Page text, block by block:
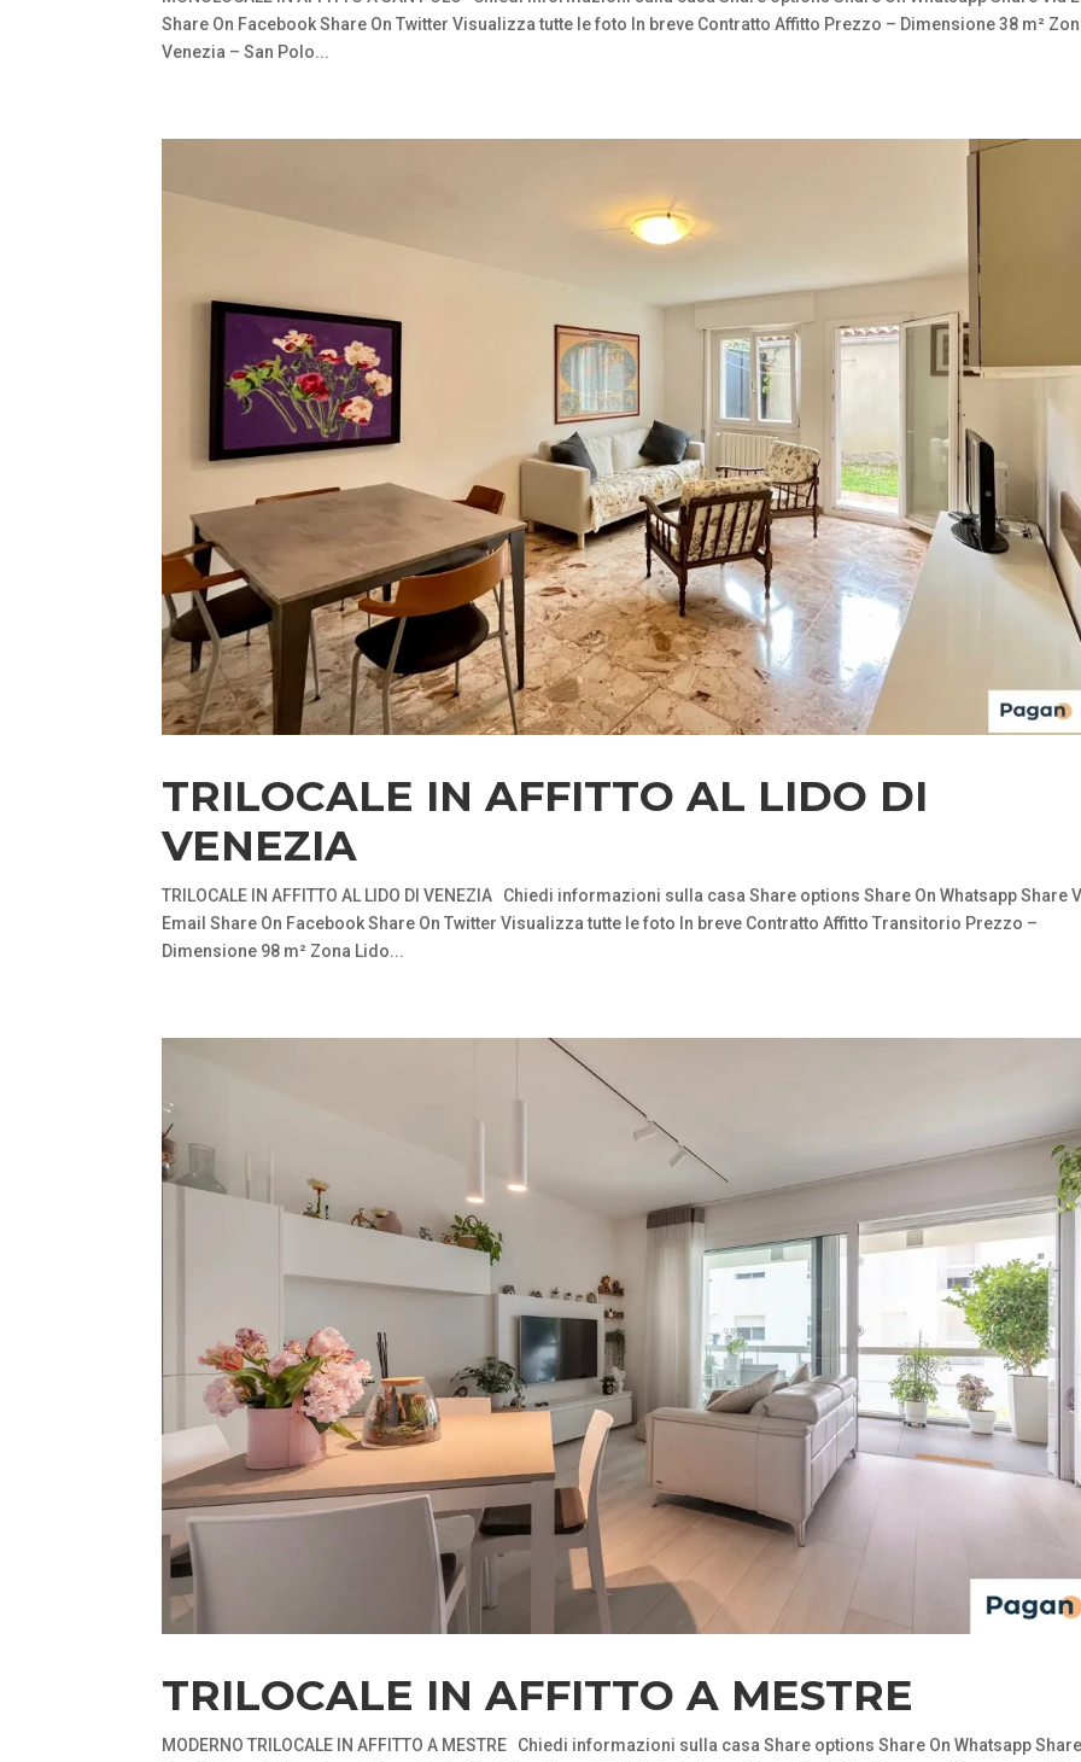
Share On Facebook Share On Twitter Visualizza tutte le foto In breve Contratto Affitto Prezzo – Dimensione 38 m²
Venezia – San Polo...
TRILOCALE IN AFFITTO AL LIDO DI
VENEZIA
TRILOCALE IN AFFITTO AL LIDO DI VENEZIA Chiedi informazioni sulla casa Share options Share On Whatsapp Share
Email Share On Facebook Share On Twitter Visualizza tutte le foto In breve Contratto Affitto Transitorio Prezzo –
Dimensione 98 m² Zona Lido...
TRILOCALE IN AFFITTO A MESTRE
MODERNO TRILOCALE IN AFFITTO A MESTRE Chiedi informazioni sulla casa Share options Share On Whatsapp